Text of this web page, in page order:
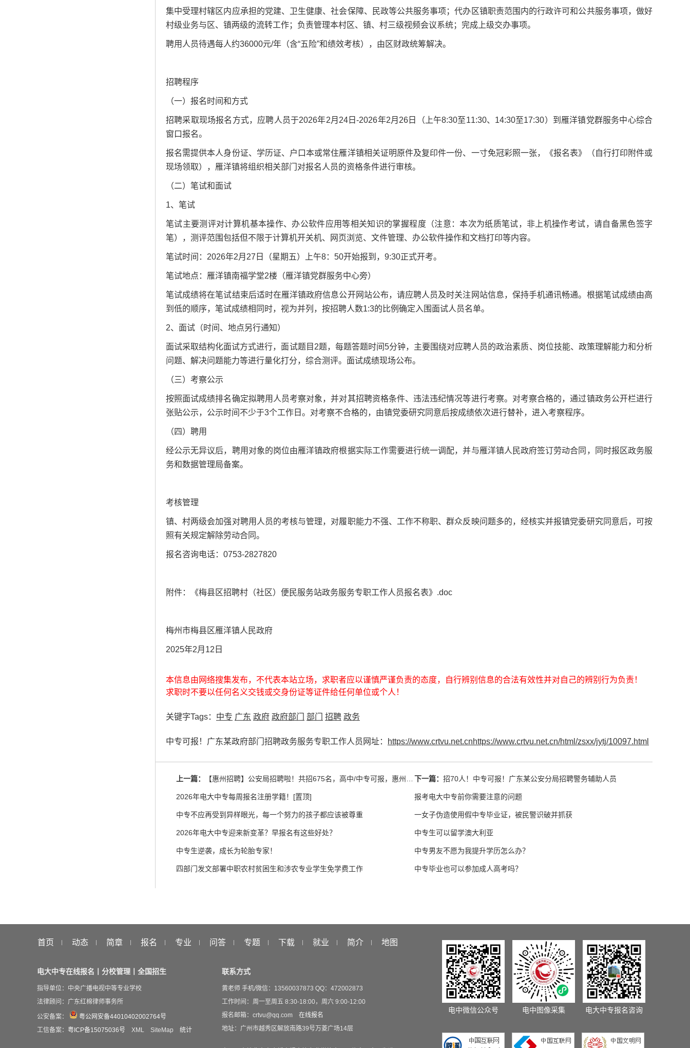
集中受理村辖区内应承担的党建、卫生健康、社会保障、民政等公共服务事项；代办区镇职责范围内的行政许可和公共服务事项，做好
村级业务与区、镇两级的流转工作；负责管理本村区、镇、村三级视频会议系统；完成上级交办事项。
聘用人员待遇每人约36000元/年（含“五险”和绩效考核），由区财政统筹解决。
招聘程序
（一）报名时间和方式
招聘采取现场报名方式，应聘人员于2026年2月24日-2026年2月26日（上午8:30至11:30、14:30至17:30）到雁洋镇党群服务中心综合
窗口报名。
报名需提供本人身份证、学历证、户口本或常住雁洋镇相关证明原件及复印件一份、一寸免冠彩照一张，《报名表》（自行打印附件或
现场领取），雁洋镇将组织相关部门对报名人员的资格条件进行审核。
（二）笔试和面试
1、笔试
笔试主要测评对计算机基本操作、办公软件应用等相关知识的掌握程度（注意：本次为纸质笔试，非上机操作考试，请自备黑色签字
笔），测评范围包括但不限于计算机开关机、网页浏览、文件管理、办公软件操作和文档打印等内容。
笔试时间：2026年2月27日（星期五）上午8：50开始报到，9:30正式开考。
笔试地点：雁洋镇南福学堂2楼（雁洋镇党群服务中心旁）
笔试成绩将在笔试结束后适时在雁洋镇政府信息公开网站公布，请应聘人员及时关注网站信息，保持手机通讯畅通。根据笔试成绩由高
到低的顺序，笔试成绩相同时，视为并列，按招聘人数1:3的比例确定入围面试人员名单。
2、面试（时间、地点另行通知）
面试采取结构化面试方式进行，面试题目2题，每题答题时间5分钟，主要围绕对应聘人员的政治素质、岗位技能、政策理解能力和分析
问题、解决问题能力等进行量化打分，综合测评。面试成绩现场公布。
（三）考察公示
按照面试成绩排名确定拟聘用人员考察对象，并对其招聘资格条件、违法违纪情况等进行考察。对考察合格的，通过镇政务公开栏进行
张贴公示，公示时间不少于3个工作日。对考察不合格的，由镇党委研究同意后按成绩依次进行替补，进入考察程序。
（四）聘用
经公示无异议后，聘用对象的岗位由雁洋镇政府根据实际工作需要进行统一调配，并与雁洋镇人民政府签订劳动合同，同时报区政务服
务和数据管理局备案。
考核管理
镇、村两级会加强对聘用人员的考核与管理，对履职能力不强、工作不称职、群众反映问题多的，经核实并报镇党委研究同意后，可按
照有关规定解除劳动合同。
报名咨询电话：0753-2827820
附件：《梅县区招聘村（社区）便民服务站政务服务专职工作人员报名表》.doc
梅州市梅县区雁洋镇人民政府
2025年2月12日
本信息由网络搜集发布，不代表本站立场，求职者应以谨慎严谨负责的态度，自行辨别信息的合法有效性并对自己的辨别行为负责！
求职时不要以任何名义交钱或交身份证等证件给任何单位或个人！
关键字Tags： 中专 广东 政府 政府部门 部门 招聘 政务
中专可报！广东某政府部门招聘政务服务专职工作人员网址： https://www.crtvu.net.cnhttps://www.crtvu.net.cn/html/zsxx/jytj/10097.html
上一篇： 【惠州招聘】公安局招聘啦！共招675名，高中/中专可报，惠州市公安局公开招聘工作人员公告！~ 下一篇： 招70人！中专可报！广东某公安分局招聘警务辅助人员
2026年电大中专每周报名注册学籍！[置顶] 报考电大中专前你需要注意的问题
中专不应再受到异样眼光，每一个努力的孩子都应该被尊重 一女子伪造使用假中专毕业证，被民警识破并抓获
2026年电大中专迎来新变革？早报名有这些好处？ 中专生可以留学澳大利亚
中专生逆袭，成长为轮胎专家！ 中专男友不愿为我提升学历怎么办？
四部门发文部署中职农村贫困生和涉农专业学生免学费工作 中专毕业也可以参加成人高考吗？
电大中专报名咨询
电中图像采集
电中微信公众号
首页 动态 简章 报名 专业 问答 专题 下载 就业 简介 地图
电大中专在线报名丨分校管理丨全国招生
指导单位：中央广播电视中等专业学校
法律顾问：广东红棉律师事务所
公安备案：
粤公网安备44010402002764号
工信备案： 粤ICP备15075036号 XML SiteMap 统计
联系方式
黄老师 手机/微信：13560037873 QQ：472002873
工作时间：周一至周五 8:30-18:00，周六 9:00-12:00
报名邮箱：crtvu@qq.com 在线报名
地址：广州市越秀区解放南路39号万菱广场14层